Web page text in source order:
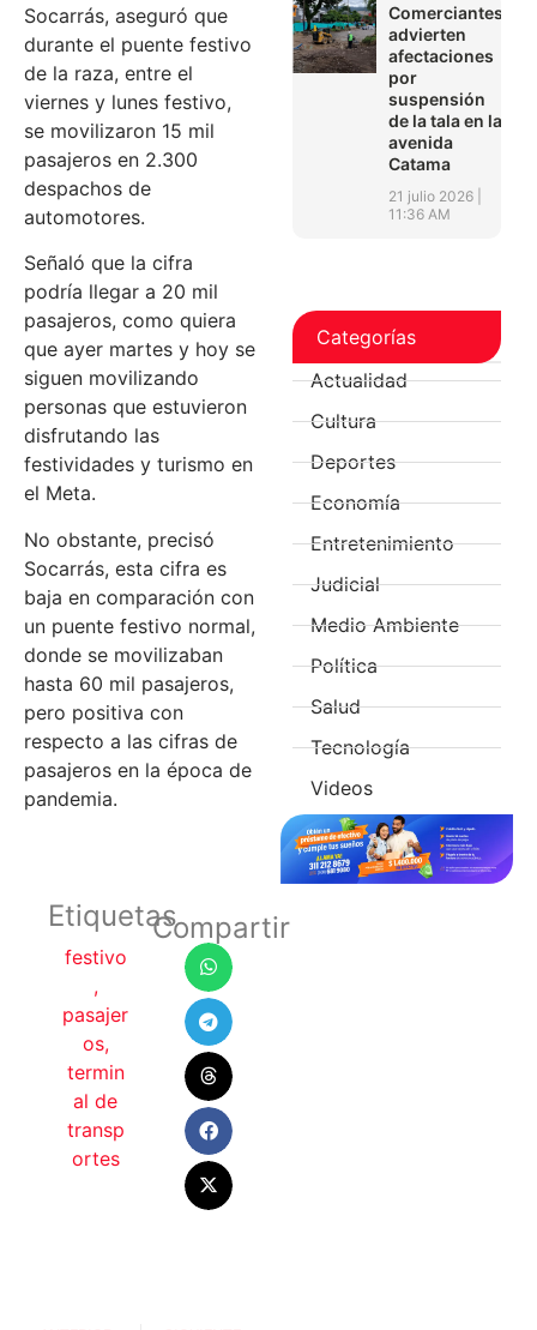
Socarrás, aseguró que
durante el puente festivo
de la raza, entre el
viernes y lunes festivo,
se movilizaron 15 mil
pasajeros en 2.300
despachos de
automotores.
Señaló que la cifra
podría llegar a 20 mil
pasajeros, como quiera
que ayer martes y hoy se
siguen movilizando
personas que estuvieron
disfrutando las
festividades y turismo en
el Meta.
No obstante, precisó
Socarrás, esta cifra es
baja en comparación con
un puente festivo normal,
donde se movilizaban
hasta 60 mil pasajeros,
pero positiva con
respecto a las cifras de
pasajeros en la época de
pandemia.
Etiquetas
festivo
,
pasajer
os,
termin
al de
transp
ortes
Compartir
Comerciantes
advierten
afectaciones
por
suspensión
de la tala en la
avenida
Catama
21 julio 2026
11:36 AM
Categorías
Actualidad
Cultura
Deportes
Economía
Entretenimiento
Judicial
Medio Ambiente
Política
Salud
Tecnología
Videos